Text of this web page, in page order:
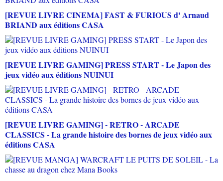
[REVUE LIVRE CINEMA] FAST & FURIOUS d' Arnaud
BRIAND aux éditions CASA
[REVUE LIVRE GAMING] PRESS START - Le Japon des
jeux vidéo aux éditions NUINUI
[REVUE LIVRE GAMING] - RETRO - ARCADE
CLASSICS - La grande histoire des bornes de jeux vidéo aux
éditions CASA